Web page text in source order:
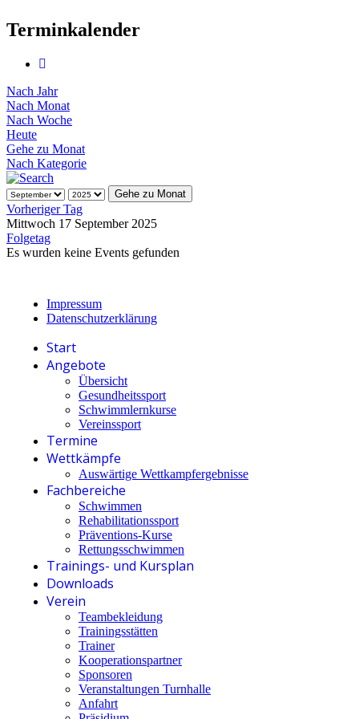
Terminkalender
Nach Jahr
Nach Monat
Nach Woche
Heute
Gehe zu Monat
Nach Kategorie
Gehe zu Monat
Vorheriger Tag
Mittwoch 17 September 2025
Folgetag
Es wurden keine Events gefunden
Impressum
Datenschutzerklärung
Start
Angebote
Übersicht
Gesundheitssport
Schwimmlernkurse
Vereinssport
Termine
Wettkämpfe
Auswärtige Wettkampfergebnisse
Fachbereiche
Schwimmen
Rehabilitationssport
Präventions-Kurse
Rettungsschwimmen
Trainings- und Kursplan
Downloads
Verein
Teambekleidung
Trainingsstätten
Trainer
Kooperationspartner
Sponsoren
Veranstaltungen Turnhalle
Anfahrt